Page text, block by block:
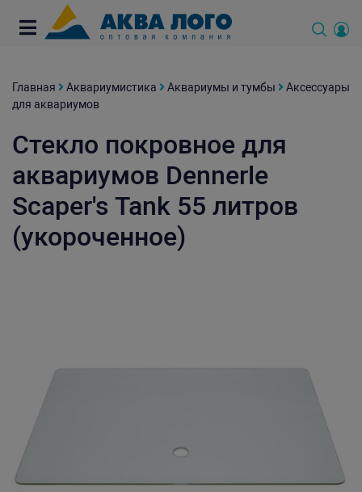
Главная Аквариумистика Аквариумы и тумбы
Аксессуары
для аквариумов
Стекло покровное для
аквариумов Dennerle
Scaper's Tank 55 литров
(укороченное)